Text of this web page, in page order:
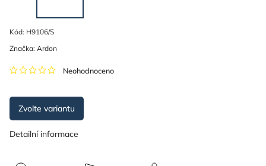
Kód: H9106/S
Neohodnoceno
Značka: Ardon
Zvolte variantu
Detailní informace